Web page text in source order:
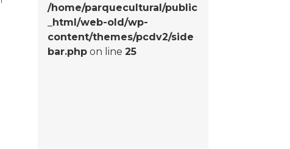
/home/parquecultural/public
_html/web-old/wp-
content/themes/pcdv2/side
bar.php on line25